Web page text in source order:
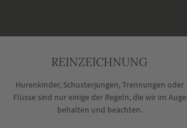
REINZEICHNUNG
Hurenkinder, Schusterjungen, Trennungen oder
Flüsse sind nur einige der Regeln, die wir im Auge
behalten und beachten.